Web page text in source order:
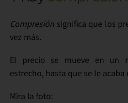
Compresión significa que los
vez más.
El precio se mueve en un
estrecho, hasta que se le acaba
Mira la foto: